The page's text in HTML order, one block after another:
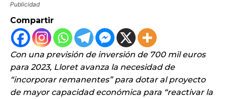
Publicidad
Compartir
Con una previsión de inversión de 700 mil euros
para 2023, Lloret avanza la necesidad de
“incorporar remanentes” para dotar al proyecto
de mayor capacidad económica para “reactivar la